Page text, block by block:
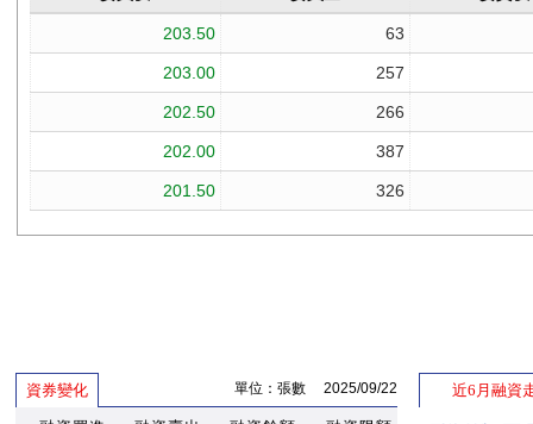
資券變化 單位：張數 2025/09/22 近6月融資